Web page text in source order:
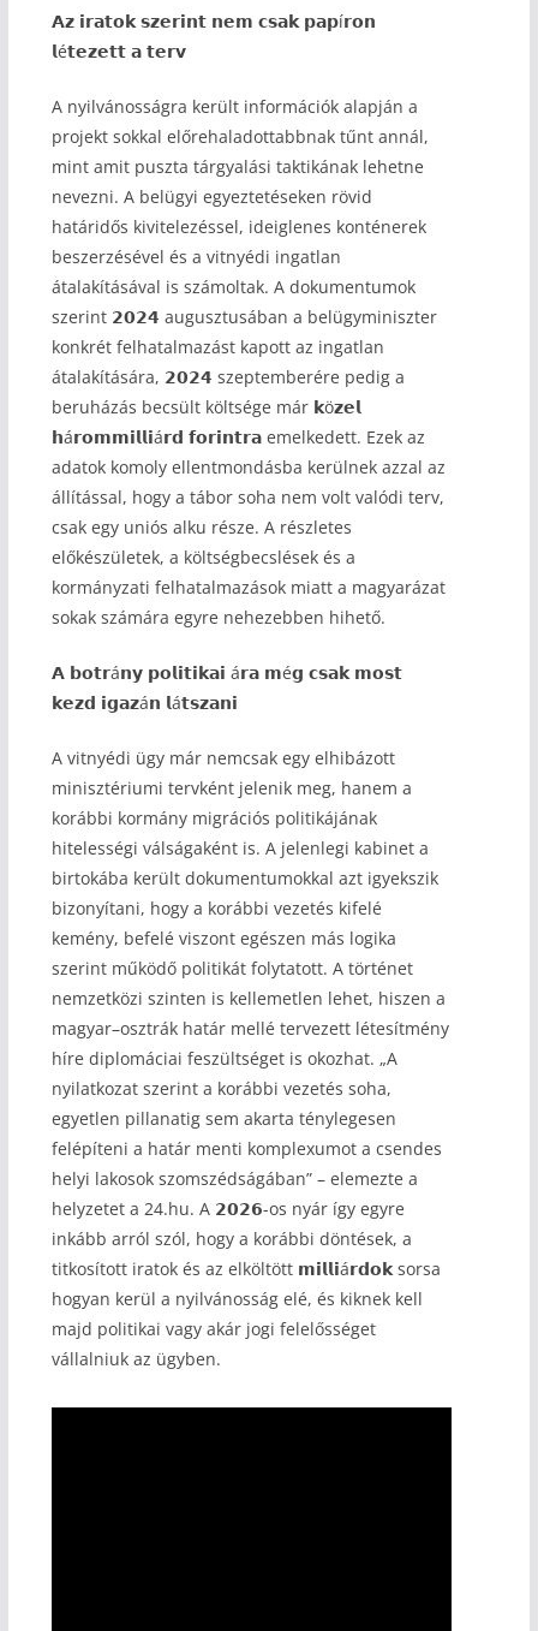
𝗔𝘇 𝗶𝗿𝗮𝘁𝗼𝗸 𝘀𝘇𝗲𝗿𝗶𝗻𝘁 𝗻𝗲𝗺 𝗰𝘀𝗮𝗸 𝗽𝗮𝗽í𝗿𝗼𝗻
𝗹é𝘁𝗲𝘇𝗲𝘁𝘁 𝗮 𝘁𝗲𝗿𝘃
A nyilvánosságra került információk alapján a
projekt sokkal előrehaladottabbnak tűnt annál,
mint amit puszta tárgyalási taktikának lehetne
nevezni. A belügyi egyeztetéseken rövid
határidős kivitelezéssel, ideiglenes konténerek
beszerzésével és a vitnyédi ingatlan
átalakításával is számoltak. A dokumentumok
szerint 𝟮𝟬𝟮𝟰 augusztusában a belügyminiszter
konkrét felhatalmazást kapott az ingatlan
átalakítására, 𝟮𝟬𝟮𝟰 szeptemberére pedig a
beruházás becsült költsége már 𝗸ö𝘇𝗲𝗹
𝗵á𝗿𝗼𝗺𝗺𝗶𝗹𝗹𝗶á𝗿𝗱 𝗳𝗼𝗿𝗶𝗻𝘁𝗿𝗮 emelkedett. Ezek az
adatok komoly ellentmondásba kerülnek azzal az
állítással, hogy a tábor soha nem volt valódi terv,
csak egy uniós alku része. A részletes
előkészületek, a költségbecslések és a
kormányzati felhatalmazások miatt a magyarázat
sokak számára egyre nehezebben hihető.
𝗔 𝗯𝗼𝘁𝗿á𝗻𝘆 𝗽𝗼𝗹𝗶𝘁𝗶𝗸𝗮𝗶 á𝗿𝗮 𝗺é𝗴 𝗰𝘀𝗮𝗸 𝗺𝗼𝘀𝘁
𝗸𝗲𝘇𝗱 𝗶𝗴𝗮𝘇á𝗻 𝗹á𝘁𝘀𝘇𝗮𝗻𝗶
A vitnyédi ügy már nemcsak egy elhibázott
minisztériumi tervként jelenik meg, hanem a
korábbi kormány migrációs politikájának
hitelességi válságaként is. A jelenlegi kabinet a
birtokába került dokumentumokkal azt igyekszik
bizonyítani, hogy a korábbi vezetés kifelé
kemény, befelé viszont egészen más logika
szerint működő politikát folytatott. A történet
nemzetközi szinten is kellemetlen lehet, hiszen a
magyar–osztrák határ mellé tervezett létesítmény
híre diplomáciai feszültséget is okozhat. „A
nyilatkozat szerint a korábbi vezetés soha,
egyetlen pillanatig sem akarta ténylegesen
felépíteni a határ menti komplexumot a csendes
helyi lakosok szomszédságában” – elemezte a
helyzetet a 24.hu. A 𝟮𝟬𝟮𝟲-os nyár így egyre
inkább arról szól, hogy a korábbi döntések, a
titkosított iratok és az elköltött 𝗺𝗶𝗹𝗹𝗶á𝗿𝗱𝗼𝗸 sorsa
hogyan kerül a nyilvánosság elé, és kiknek kell
majd politikai vagy akár jogi felelősséget
vállalniuk az ügyben.